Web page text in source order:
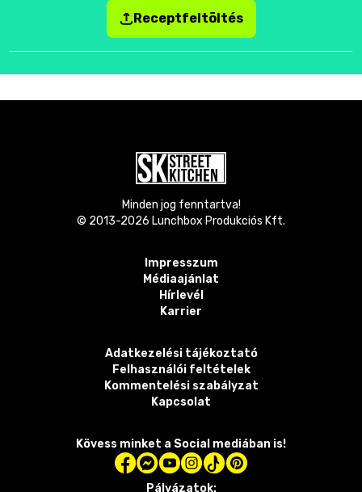
Receptfeltöltés
Minden jog fenntartva!
© 2013-2026 Lunchbox Produkciós Kft.
Impresszum
Médiaajánlat
Hírlevél
Karrier
Adatkezelési tájékoztató
Felhasználói feltételek
Kommentelési szabályzat
Kapcsolat
Kövess minket a Social mediában is!
Pályázatok: